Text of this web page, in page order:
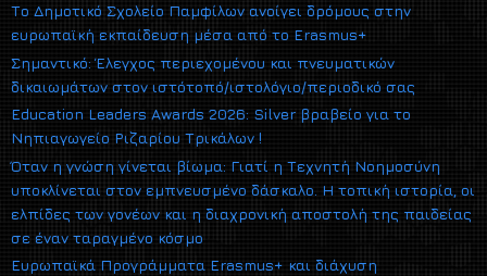
Το Δημοτικό Σχολείο Παμφίλων ανοίγει δρόμους στην
ευρωπαϊκή εκπαίδευση μέσα από το Erasmus+
Σημαντικό: Έλεγχος περιεχομένου και πνευματικών
δικαιωμάτων στον ιστότοπό/ιστολόγιο/περιοδικό σας
Education Leaders Awards 2026: Silver βραβείο για το
Νηπιαγωγείο Ριζαρίου Τρικάλων !
Όταν η γνώση γίνεται βίωμα: Γιατί η Τεχνητή Νοημοσύνη
υποκλίνεται στον εμπνευσμένο δάσκαλο. Η τοπική ιστορία, οι
ελπίδες των γονέων και η διαχρονική αποστολή της παιδείας
σε έναν ταραγμένο κόσμο
Ευρωπαϊκά Προγράμματα Erasmus+ και διάχυση